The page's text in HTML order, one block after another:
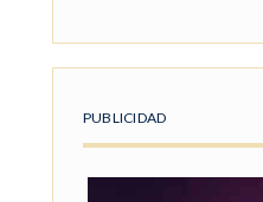
PUBLICIDAD